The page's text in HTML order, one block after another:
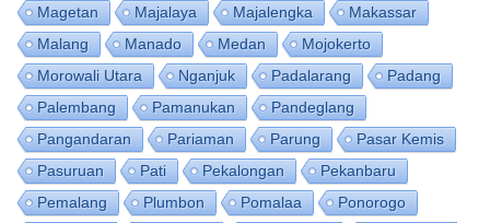
Magetan
Majalaya Majalengka
Makassar
Malang
Manado Medan
Mojokerto
Morowali Utara
Nganjuk Padalarang
Padang
Palembang
Pamanukan
Pandeglang
Pangandaran
Pariaman Parung
Pasar Kemis
Pasuruan
Pati Pekalongan
Pekanbaru
Pemalang
Plumbon Pomalaa
Ponorogo